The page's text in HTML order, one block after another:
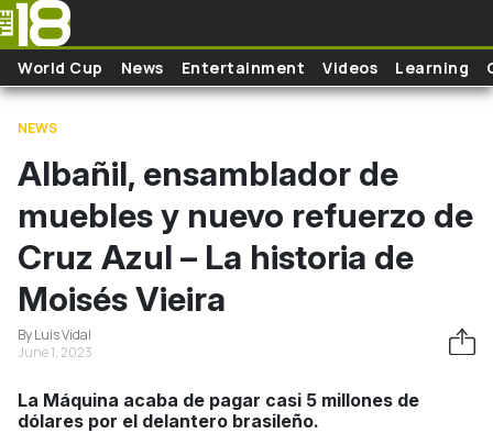
Skip to main content
World Cup News Entertainment Videos Learning
NEWS
Albañil, ensamblador de
muebles y nuevo refuerzo de
Cruz Azul – La historia de
Moisés Vieira
By Luis Vidal
June 1, 2023
La Máquina acaba de pagar casi 5 millones de
dólares por el delantero brasileño.